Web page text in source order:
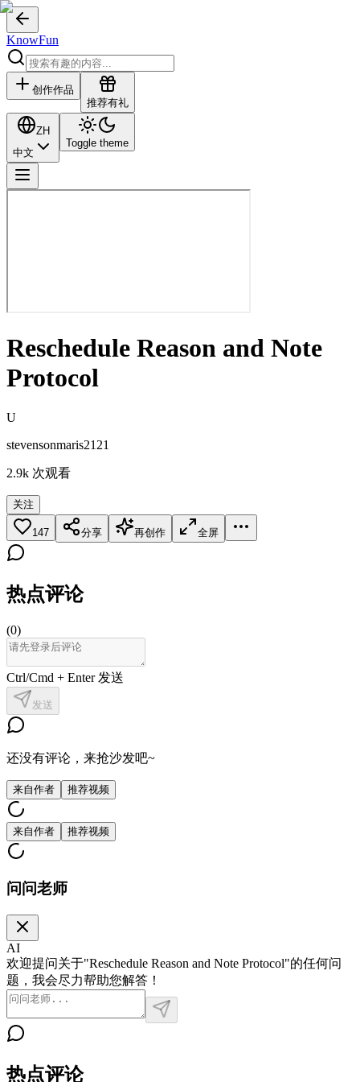
KnowFun
创作作品
推荐有礼
ZH
中文
Toggle theme
Reschedule Reason and Note
Protocol
U
stevensonmaris2121
2.9k 次观看
关注
147 分享 再创作 全屏
热点评论
(0)
Ctrl/Cmd + Enter 发送
发送
还没有评论，来抢沙发吧~
来自作者 推荐视频
来自作者 推荐视频
问问老师
AI
欢迎提问关于"Reschedule Reason and Note Protocol"的任何问
题，我会尽力帮助您解答！
热点评论